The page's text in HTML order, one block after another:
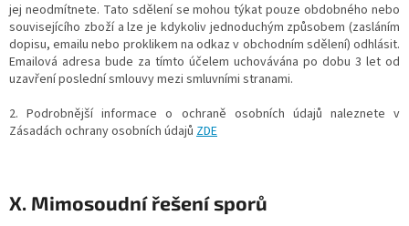
jej neodmítnete. Tato sdělení se mohou týkat pouze obdobného nebo
souvisejícího zboží a lze je kdykoliv jednoduchým způsobem (zasláním
dopisu, emailu nebo proklikem na odkaz v obchodním sdělení) odhlásit.
Emailová adresa bude za tímto účelem uchovávána po dobu 3 let od
uzavření poslední smlouvy mezi smluvními stranami.
2. Podrobnější informace o ochraně osobních údajů naleznete v
Zásadách ochrany osobních údajů ZDE
X. Mimosoudní řešení sporů